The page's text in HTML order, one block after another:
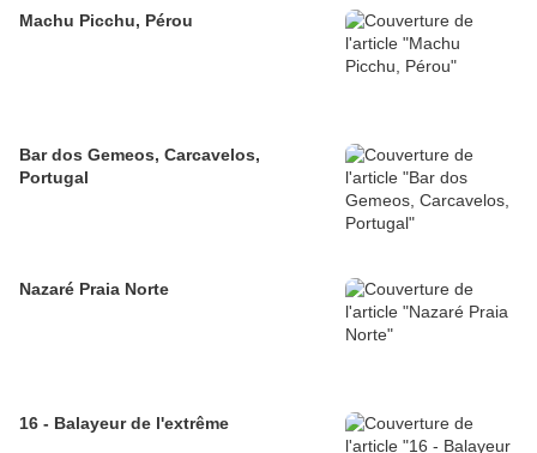
Machu Picchu, Pérou
Bar dos Gemeos, Carcavelos,
Portugal
Nazaré Praia Norte
16 - Balayeur de l'extrême